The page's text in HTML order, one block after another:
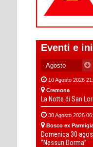
Eventi e
10 Agosto 2026
Cremona
La Notte di San
30 Agosto 2026
Bosco ex
Domenica 30
“Nessun Dorma”